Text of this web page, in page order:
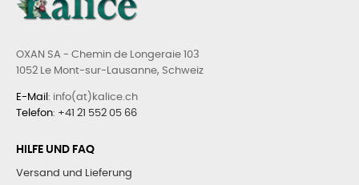
OXAN SA - Chemin de Longeraie 103
1052 Le Mont-sur-Lausanne, Schweiz
E-Mail : info(at)kalice.ch
Telefon: +41 21 552 05 66
HILFE UND FAQ
Versand und Lieferung